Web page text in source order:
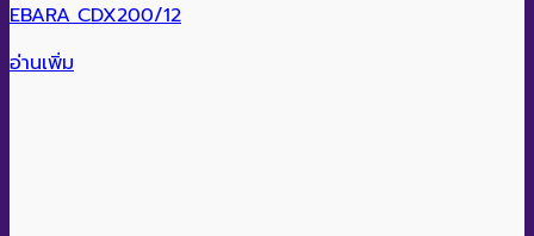
EBARA CDX200/12
อ่านเพิ่ม